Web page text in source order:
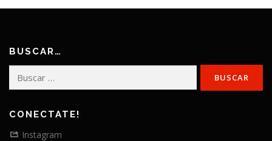
BUSCAR…
CONECTATE!
Instagram